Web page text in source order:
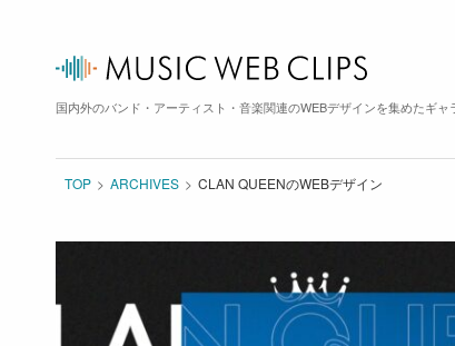
国内外のバンド・アーティスト・音楽関連のWEBデザインを集めたギャ
TOP ARCHIVES CLAN QUEENのWEBデザイン